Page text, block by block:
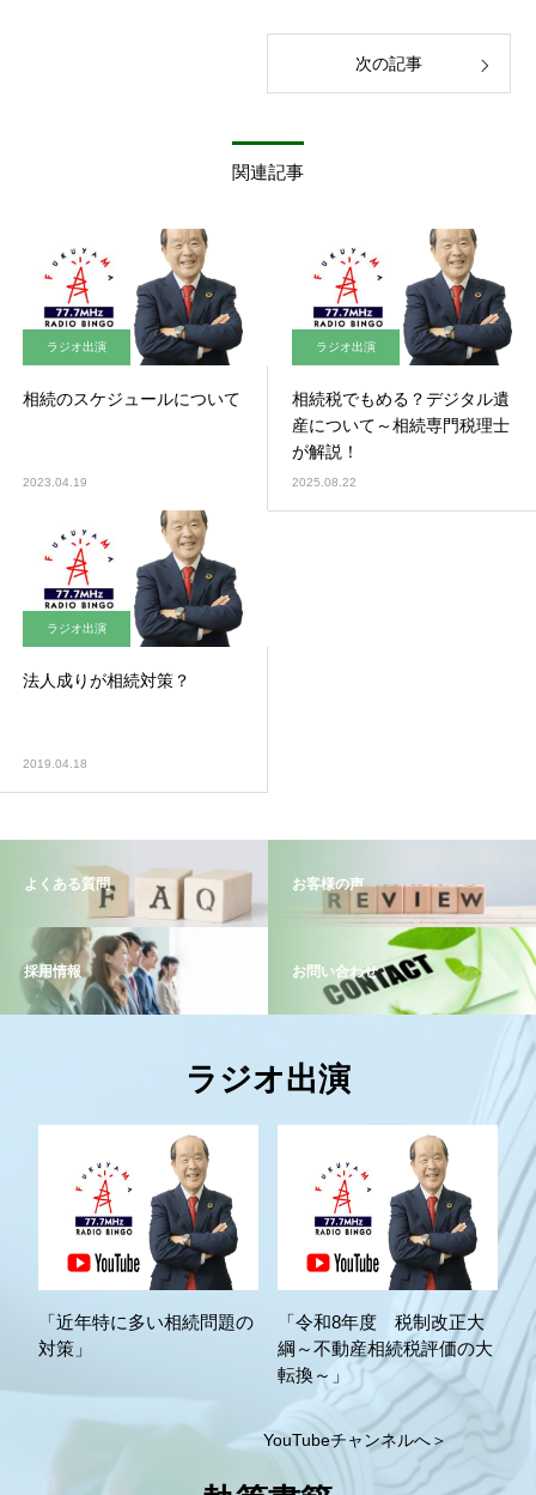
次の記事
関連記事
ラジオ出演
相続のスケジュールについて
2023.04.19
ラジオ出演
相続税でもめる？デジタル遺
産について～相続専門税理士
が解説！
2025.08.22
ラジオ出演
法人成りが相続対策？
2019.04.18
よくある質問 お客様の声
採用情報 お問い合わせ
ラジオ出演
「近年特に多い相続問題の
対策」
「令和8年度 税制改正大
綱～不動産相続税評価の大
転換～」
YouTubeチャンネルへ＞